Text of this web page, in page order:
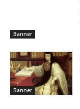
Banner
Banner